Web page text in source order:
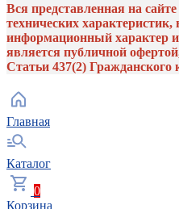
Вся представленная на
технических
информационный характер
является публичной
Статьи 437(2) Гражданского
Главная
Каталог
0
Корзина